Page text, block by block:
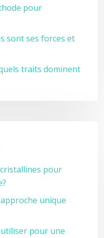
pour
sont ses forces et
traits dominent
pour
unique
pour une